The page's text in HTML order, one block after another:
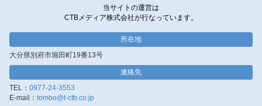
当サイトの運営は
CTBメディア株式会社が行なっています。
所在地
大分県別府市堀田町19番13号
連絡先
TEL： 0977-24-3553
E-mail： tombo@t-ctb.co.jp